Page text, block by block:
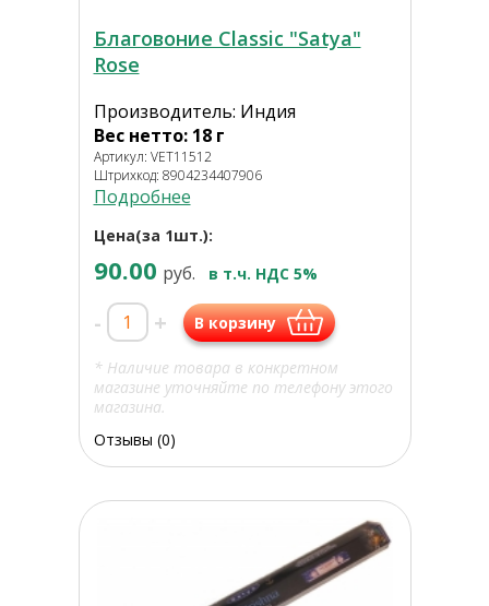
Благовоние Classic "Satya"
Rose
Производитель: Индия
Вес нетто: 18 г
Артикул: VET11512
Штрихкод: 8904234407906
Подробнее
Цена(за 1шт.):
90.00 руб. в т.ч. НДС 5%
- + В корзину
* Наличие товара в конкретном
магазине уточняйте по телефону этого
магазина.
Отзывы (0)